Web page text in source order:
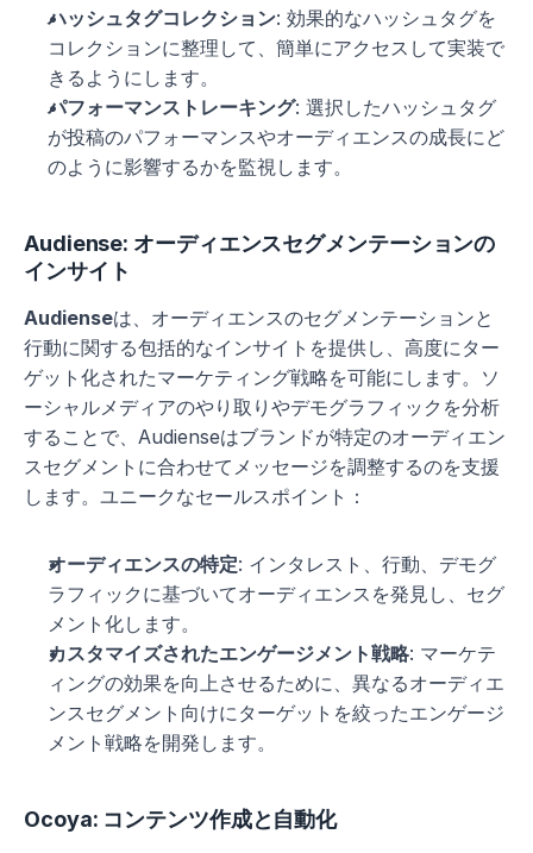
ハッシュタグコレクション: 効果的なハッシュタグを
コレクションに整理して、簡単にアクセスして実装で
きるようにします。
パフォーマンストレーキング: 選択したハッシュタグ
が投稿のパフォーマンスやオーディエンスの成長にど
のように影響するかを監視します。
Audiense: オーディエンスセグメンテーションの
インサイト
Audienseは、オーディエンスのセグメンテーションと
行動に関する包括的なインサイトを提供し、高度にター
ゲット化されたマーケティング戦略を可能にします。ソ
ーシャルメディアのやり取りやデモグラフィックを分析
することで、Audienseはブランドが特定のオーディエン
スセグメントに合わせてメッセージを調整するのを支援
します。ユニークなセールスポイント：
オーディエンスの特定: インタレスト、行動、デモグ
ラフィックに基づいてオーディエンスを発見し、セグ
メント化します。
カスタマイズされたエンゲージメント戦略: マーケテ
ィングの効果を向上させるために、異なるオーディエ
ンスセグメント向けにターゲットを絞ったエンゲージ
メント戦略を開発します。
Ocoya: コンテンツ作成と自動化